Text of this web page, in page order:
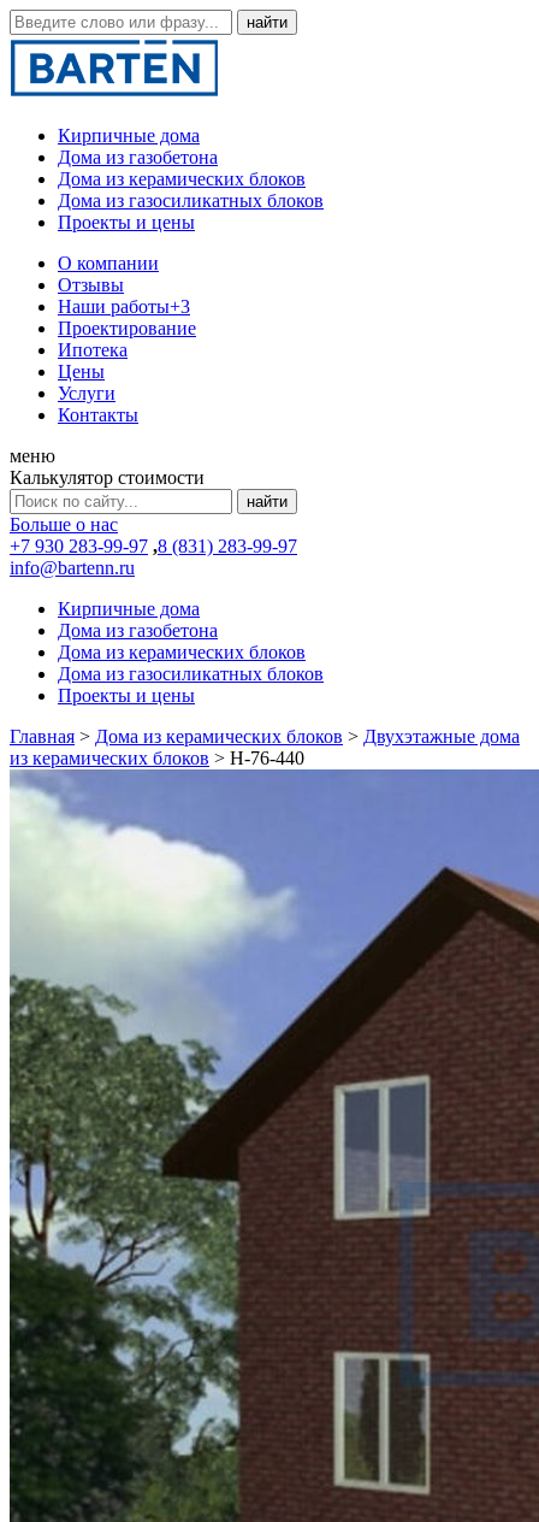
Кирпичные дома
Дома из газобетона
Дома из керамических блоков
Дома из газосиликатных блоков
Проекты и цены
О компании
Отзывы
Наши работы+3
Проектирование
Ипотека
Цены
Услуги
Контакты
меню
Калькулятор стоимости
Больше о нас
+7 930 283-99-97 ,8 (831) 283-99-97
info@bartenn.ru
Кирпичные дома
Дома из газобетона
Дома из керамических блоков
Дома из газосиликатных блоков
Проекты и цены
Главная > Дома из керамических блоков > Двухэтажные дома
из керамических блоков > Н-76-440